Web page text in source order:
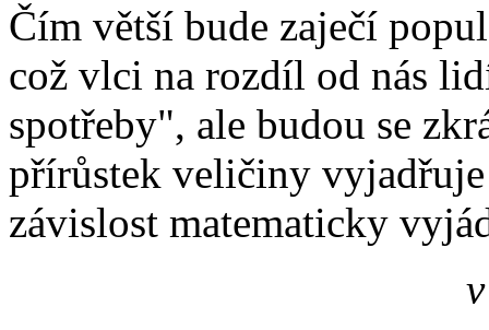
Čím větší bude zaječí
což vlci na rozdíl od nás
spotřeby", ale budou se
přírůstek veličiny
závislost matematicky